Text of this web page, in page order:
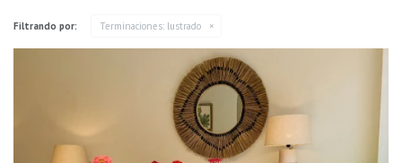
Filtrando por: Terminaciones: lustrado